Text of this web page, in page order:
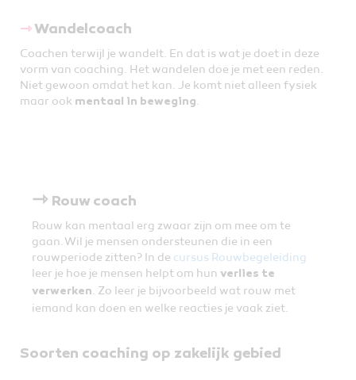
⇾Wandelcoach
Coachen terwijl je wandelt. En dat is wat je doet in deze
vorm van coaching. Het wandelen doe je met een reden.
Niet gewoon omdat het kan. Je komt niet alleen fysiek
maar ook mentaal in beweging.
⇾ Rouw coach
Rouw kan mentaal erg zwaar zijn om mee om te
gaan. Wil je mensen ondersteunen die in een
rouwperiode zitten? In de cursus Rouwbegeleiding
leer je hoe je mensen helpt om hun verlies te
verwerken. Zo leer je bijvoorbeeld wat rouw met
iemand kan doen en welke reacties je vaak ziet.
Soorten coaching op zakelijk gebied